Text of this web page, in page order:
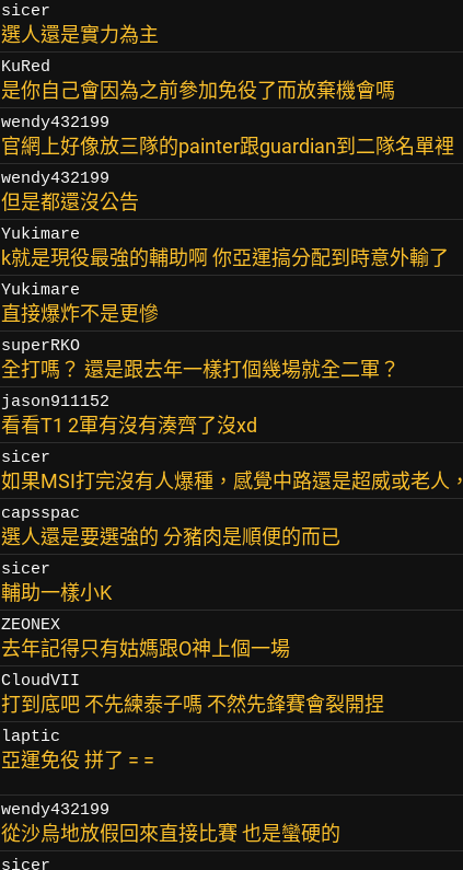
sicer
選人還是實力為主
KuRed
是你自己會因為之前參加免役了而放棄機會嗎
wendy432199
官網上好像放三隊的painter跟guardian到二隊名單裡
wendy432199
但是都還沒公告
Yukimare
k就是現役最強的輔助啊 你亞運搞分配到時意外輸了
Yukimare
直接爆炸不是更慘
superRKO
全打嗎？ 還是跟去年一樣打個幾場就全二軍？
jason911152
看看T1 2軍有沒有湊齊了沒xd
sicer
如果MSI打完沒有人爆種，感覺中路還是超威或老人，
capsspac
選人還是要選強的 分豬肉是順便的而已
sicer
輔助一樣小K
ZEONEX
去年記得只有姑媽跟O神上個一場
CloudVII
打到底吧 不先練泰子嗎 不然先鋒賽會裂開捏
laptic
亞運免役 拼了 = =
wendy432199
從沙烏地放假回來直接比賽 也是蠻硬的
sicer